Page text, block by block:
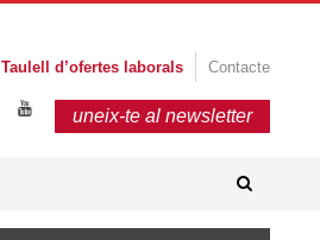
Taulell d’ofertes laborals Contacte
uneix-te al newsletter